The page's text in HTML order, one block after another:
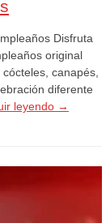
Disfruta
original
canapés,
diferente
leyendo →